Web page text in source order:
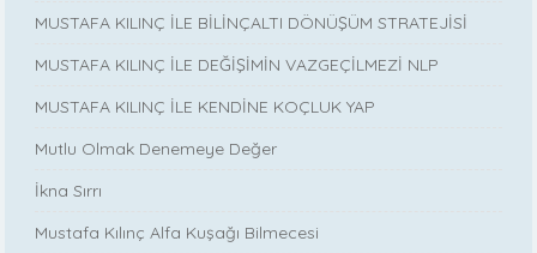
MUSTAFA KILINÇ İLE BİLİNÇALTI DÖNÜŞÜM STRATEJİSİ
MUSTAFA KILINÇ İLE DEĞİŞİMİN VAZGEÇİLMEZİ NLP
MUSTAFA KILINÇ İLE KENDİNE KOÇLUK YAP
Mutlu Olmak Denemeye Değer
İkna Sırrı
Mustafa Kılınç Alfa Kuşağı Bilmecesi